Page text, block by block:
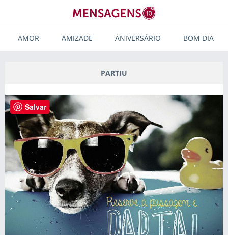
AMOR AMIZADE ANIVERSÁRIO BOM DIA
PARTIU
Salvar